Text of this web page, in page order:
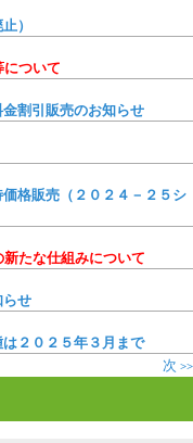
）
ついて
割引販売のお知らせ
格販売（２０２４－２５シ
たな仕組みについて
らせ
２０２５年３月まで
次 >>